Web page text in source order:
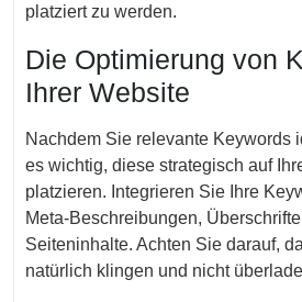
platziert zu werden.
Die Optimierung von
Ihrer Website
Nachdem Sie relevante Keywords
es wichtig, diese strategisch auf
platzieren. Integrieren Sie Ihre
Meta-Beschreibungen,
Seiteninhalte. Achten Sie darauf,
natürlich klingen und nicht